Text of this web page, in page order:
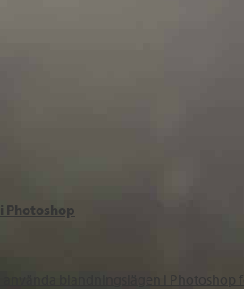
Photoshop
använda blandningslägen i